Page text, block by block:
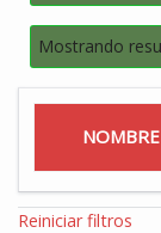
Mostrando
Reiniciar filtros